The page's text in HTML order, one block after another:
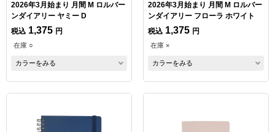
2026年3月始まり 月間 M ロルバー
ンダイアリー ヤミー D
税込 1,375 円
在庫 ○
カラーをみる
2026年3月始まり 月間 M ロルバー
ンダイアリー フローラ ホワイト
税込 1,375 円
在庫 ×
カラーをみる